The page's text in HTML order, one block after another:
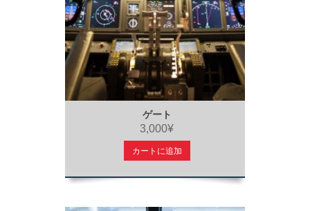
ゲート
3,000¥
カートに追加